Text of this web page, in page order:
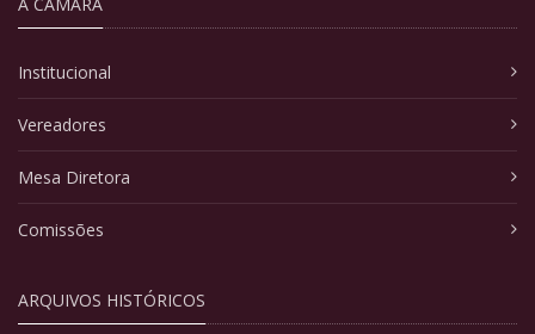
Institucional
Vereadores
Mesa Diretora
Comissões
ARQUIVOS HISTÓRICOS